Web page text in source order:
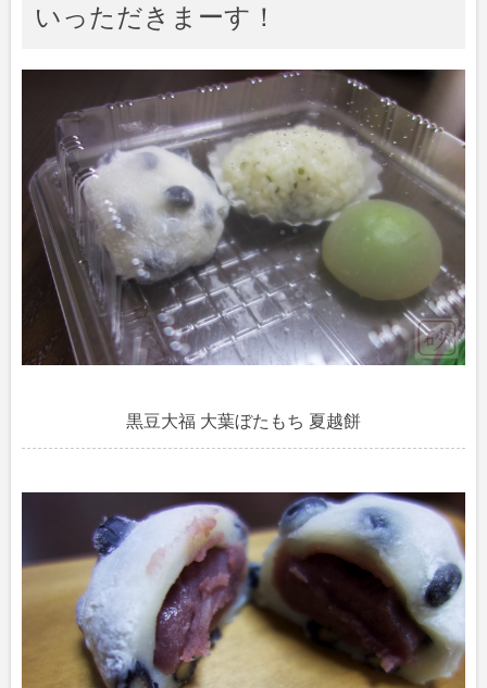
いっただきまーす！
黒豆大福 大葉ぼたもち 夏越餅